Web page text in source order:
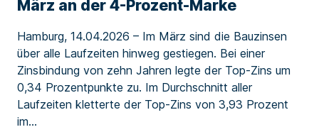
März an der 4-Prozent-Marke
Hamburg, 14.04.2026 – Im März sind die Bauzinsen
über alle Laufzeiten hinweg gestiegen. Bei einer
Zinsbindung von zehn Jahren legte der Top-Zins um
0,34 Prozentpunkte zu. Im Durchschnitt aller
Laufzeiten kletterte der Top-Zins von 3,93 Prozent
im...